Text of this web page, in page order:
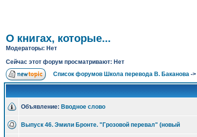
О книгах, которые...
Модераторы: Нет
Сейчас этот форум просматривают: Нет
Список форумов Школа перевода В. Баканова ->
Объявление: Вводное слово
Выпуск 46. Эмили Бронте. "Грозовой перевал" (новый